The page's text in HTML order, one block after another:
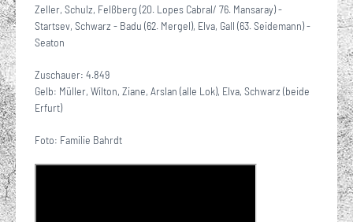
Zeller, Schulz, Felßberg (20. Lopes Cabral/ 76. Mansaray) -
Startsev, Schwarz - Badu (62. Mergel), Elva, Gall (63. Seidemann) -
Seaton
Zuschauer: 4.849
Gelb: Müller, Wilton, Ziane, Arslan (alle Lok), Elva, Schwarz (beide
Erfurt)
Foto: Familie Bahrdt